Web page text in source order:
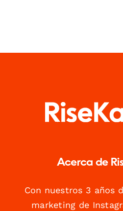
Acerca de
Con nuestros 3 años
marketing de